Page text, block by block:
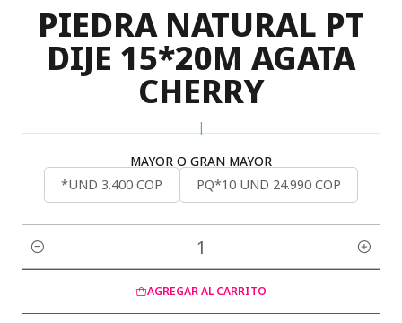
PIEDRA NATURAL PT
DIJE 15*20M AGATA
CHERRY
|
MAYOR O GRAN MAYOR
*UND 3.400 COP
PQ*10 UND 24.990 COP
Cantidad
AGREGAR AL CARRITO